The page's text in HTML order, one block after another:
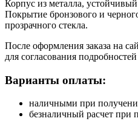
Корпус из металла,
Покрытие бронзового и
прозрачного стекла.
После оформления заказа на
для согласования
Варианты оплаты:
наличными при
безналичный расчет при